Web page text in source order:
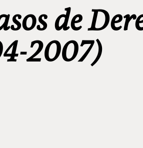
de
2007)